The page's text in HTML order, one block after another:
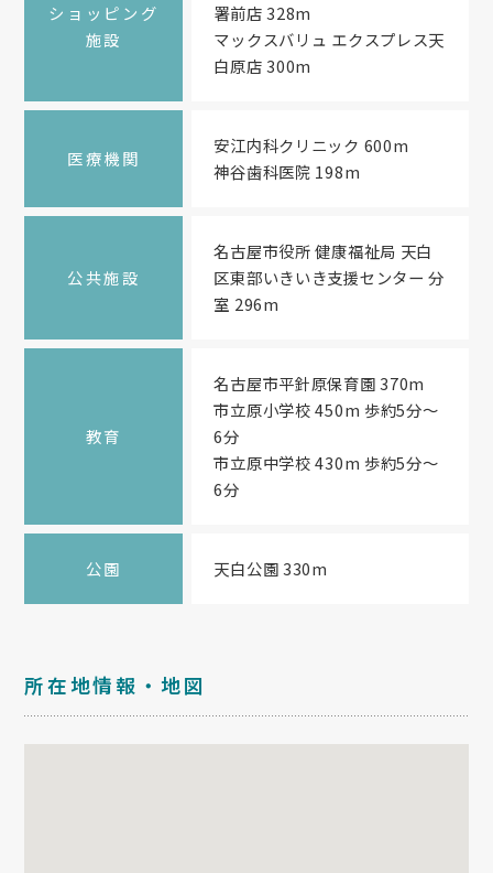
ショッピング
施設
署前店 328m
マックスバリュ エクスプレス天
白原店 300m
医療機関
安江内科クリニック 600m
神谷歯科医院 198m
公共施設
名古屋市役所 健康福祉局 天白
区東部いきいき支援センター 分
室 296m
教育
名古屋市平針原保育園 370m
市立原小学校 450m 歩約5分～
6分
市立原中学校 430m 歩約5分～
6分
公園 天白公園 330m
所在地情報・地図